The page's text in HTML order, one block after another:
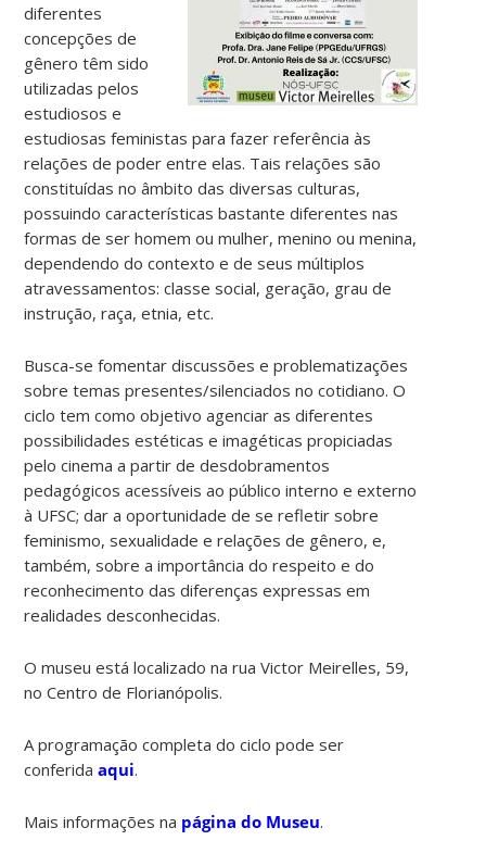
diferentes
concepções de
gênero têm sido
utilizadas pelos
estudiosos e
estudiosas feministas para fazer referência às
relações de poder entre elas. Tais relações são
constituídas no âmbito das diversas culturas,
possuindo características bastante diferentes nas
formas de ser homem ou mulher, menino ou menina,
dependendo do contexto e de seus múltiplos
atravessamentos: classe social, geração, grau de
instrução, raça, etnia, etc.
Busca-se fomentar discussões e problematizações
sobre temas presentes/silenciados no cotidiano. O
ciclo tem como objetivo agenciar as diferentes
possibilidades estéticas e imagéticas propiciadas
pelo cinema a partir de desdobramentos
pedagógicos acessíveis ao público interno e externo
à UFSC; dar a oportunidade de se refletir sobre
feminismo, sexualidade e relações de gênero, e,
também, sobre a importância do respeito e do
reconhecimento das diferenças expressas em
realidades desconhecidas.
O museu está localizado na rua Victor Meirelles, 59,
no Centro de Florianópolis.
A programação completa do ciclo pode ser
conferidaaqui.
Mais informações na página do Museu.